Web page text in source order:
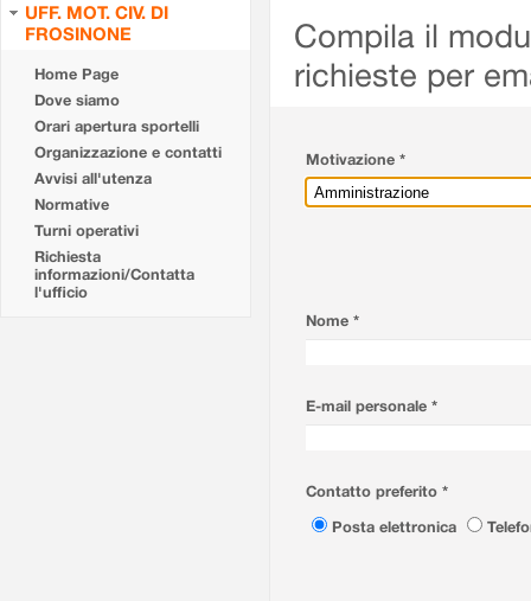
UFF. MOT. CIV. DI
FROSINONE
Home Page
Dove siamo
Orari apertura sportelli
Organizzazione e contatti
Avvisi all'utenza
Normative
Turni operativi
Richiesta
informazioni/Contatta
l'ufficio
Compila il
richieste per
Motivazione *
Nome *
E-mail personale *
Contatto preferito *
Posta elettronica